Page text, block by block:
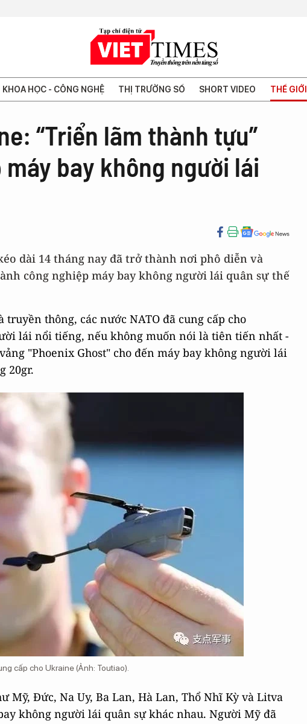
KHOA HỌC - CÔNG NGHỆ THỊ TRƯỜNG SỐ SHORT VIDEO THẾ GIỚI
“Triển lãm thành tựu”
bay không người lái
dài 14 tháng nay đã trở thành nơi phô diễn và
công nghiệp máy bay không người lái quân sự thế
thông, các nước NATO đã cung cấp cho
lái nổi tiếng, nếu không muốn nói là tiên tiến nhất -
"Phoenix Ghost" cho đến máy bay không người lái
20gr.
cấp cho Ukraine (Ảnh: Toutiao).
Mỹ, Đức, Na Uy, Ba Lan, Hà Lan, Thổ Nhĩ Kỳ và Litva
không người lái quân sự khác nhau. Người Mỹ đã